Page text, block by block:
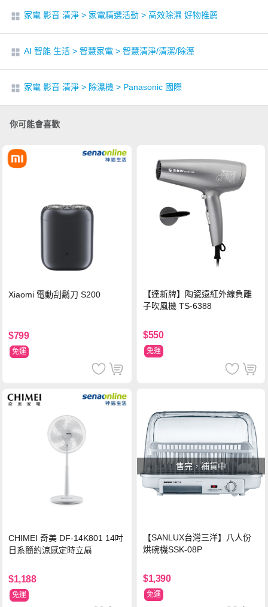
家電 影音 清淨 > 家電精選活動 > 高效除濕 好物推薦
AI 智能 生活 > 智慧家電 > 智慧清淨/清潔/除溼
家電 影音 清淨 > 除濕機 > Panasonic 國際
你可能會喜歡
Xiaomi 電動刮鬍刀 S200
$799
免運
【達新牌】陶瓷遠紅外線負離
子吹風機 TS-6388
$550
免運
CHIMEI 奇美 DF-14K801 14吋
日系簡約涼感定時立扇
$1,188
免運
售完，補貨中
【SANLUX台灣三洋】八人份
烘碗機SSK-08P
$1,390
免運